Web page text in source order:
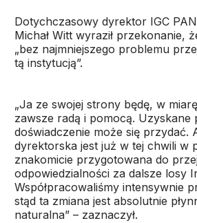
Dotychczasowy dyrektor IGC
Michał Witt wyraził przekonanie,
„bez najmniejszego problemu
tą instytucją”.
„Ja ze swojej strony będę, w
zawsze radą i pomocą. Uzyskane
doświadczenie może się przydać.
dyrektorska jest już w tej chwili w
znakomicie przygotowana do
odpowiedzialności za dalsze losy
Współpracowaliśmy intensywnie
stąd ta zmiana jest absolutnie
naturalna” – zaznaczył.